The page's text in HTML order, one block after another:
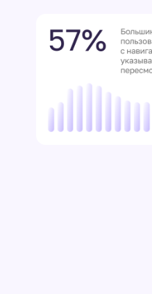
Мы создали Customer
проблемы:
отсутствие тегов,
Наша цель —
(мастер-классов),